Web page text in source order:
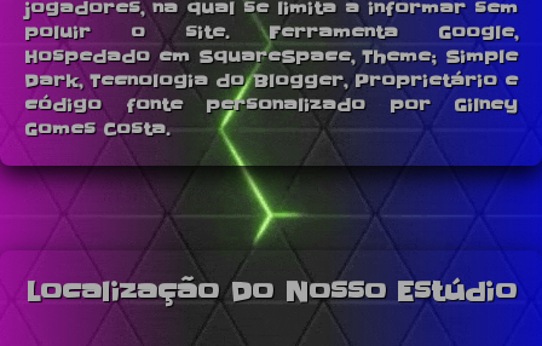
jogadores, na qual se limita a informar sem
poluir o site. Ferramenta Google,
Hospedado em SquareSpace, Theme; Simple
Dark, Tecnologia do Blogger, Proprietário e
código fonte personalizado por Gilney
Gomes Costa.
Localização Do Nosso Estúdio